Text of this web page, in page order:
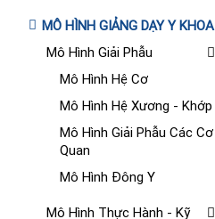
MÔ HÌNH GIẢNG DẠY Y KHOA
Mô Hình Giải Phẫu
Mô Hình Hệ Cơ
Mô Hình Hệ Xương - Khớp
Mô Hình Giải Phẫu Các Cơ
Quan
Mô Hình Đông Y
Mô Hình Thực Hành - Kỹ